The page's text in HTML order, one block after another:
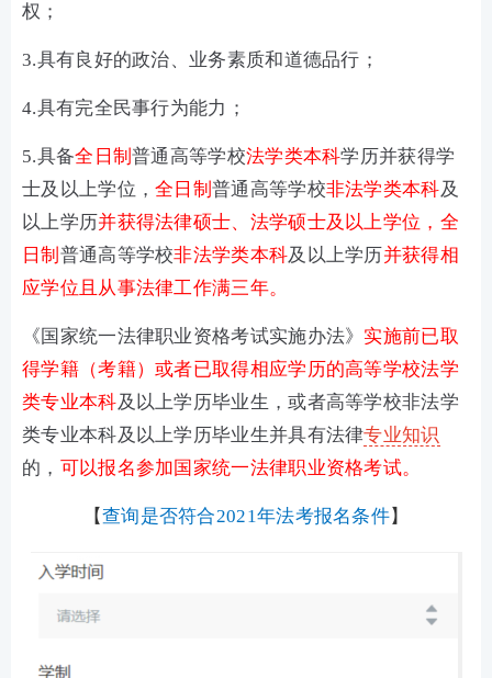
权；
3.具有良好的政治、业务素质和道德品行；
4.具有完全民事行为能力；
5.具备全日制普通高等学校法学类本科学历并获得学
士及以上学位，全日制普通高等学校非法学类本科及
以上学历并获得法律硕士、法学硕士及以上学位，全
日制 普通高等学校非法学类本科及以上学历并获得相
应学位且从事法律工作满三年。
《国家统一法律职业资格考试实施办法》 实施前已取
得学籍（考籍）或者已取得相应学历的高等学校法学
类专业本科及以上学历毕业生，或者高等学校非法学
类专业本科及以上学历毕业生并具有法律专业知识
的， 可以报名参加国家统一法律职业资格考试。
【查询是否符合2021年法考报名条件】